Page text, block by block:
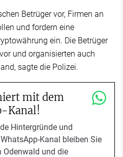
Betrüger vor, Firmen an
und fordern eine
ein. Die Betrüger
und organisierten auch
sagte die Polizei.
mit dem
Kanal!
Hintergründe und
Kanal bleiben Sie
Odenwald und die